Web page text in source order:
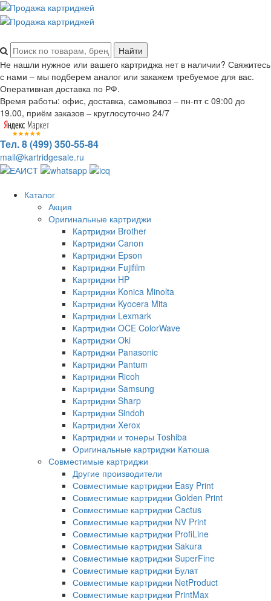
Не нашли нужное или вашего картриджа нет в наличии? Свяжитесь
с нами – мы подберем аналог или закажем требуемое для вас.
Оперативная доставка по РФ.
Время работы: офис, доставка, самовывоз – пн-пт с 09:00 до
19.00, приём заказов – круглосуточно 24/7
Тел. 8 (499) 350-55-84
mail@kartridgesale.ru
Каталог
Акция
Оригинальные картриджи
Картриджи Brother
Картриджи Canon
Картриджи Epson
Картриджи Fujifilm
Картриджи HP
Картриджи Konica Minolta
Картриджи Kyocera Mita
Картриджи Lexmark
Картриджи OCE ColorWave
Картриджи Oki
Картриджи Panasonic
Картриджи Pantum
Картриджи Ricoh
Картриджи Samsung
Картриджи Sharp
Картриджи Sindoh
Картриджи Xerox
Картриджи и тонеры Toshiba
Оригинальные картриджи Катюша
Совместимые картриджи
Другие производители
Совместимые картриджи Easy Print
Совместимые картриджи Golden Print
Совместимые картриджи Cactus
Совместимые картриджи NV Print
Совместимые картриджи ProfiLine
Совместимые картриджи Sakura
Совместимые картриджи SuperFine
Совместимые картриджи Булат
Совместимые картриджи NetProduct
Совместимые картриджи PrintMax